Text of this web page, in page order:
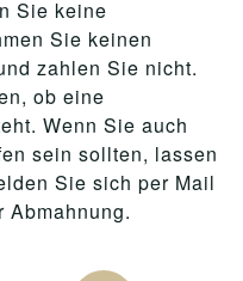
Sie keine
Sie keinen
zahlen Sie nicht.
ob eine
Wenn Sie auch
sein sollten, lassen
Sie sich per Mail
Abmahnung.